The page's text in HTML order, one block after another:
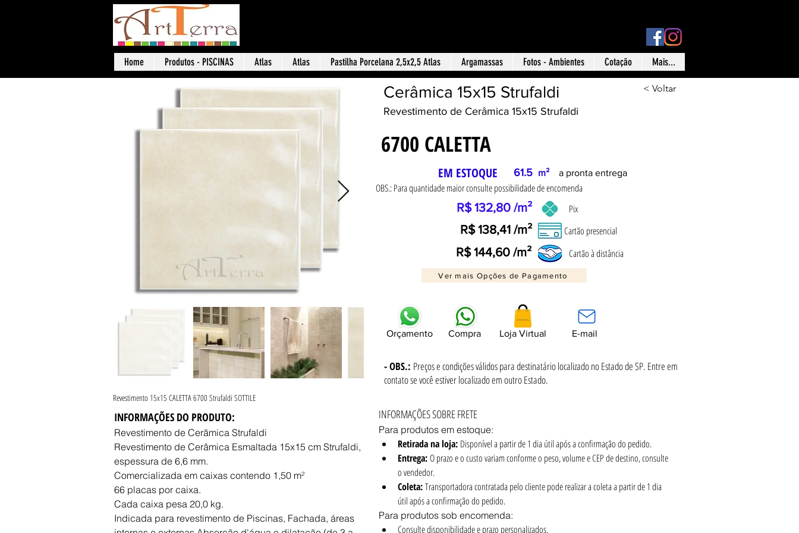
Home Produtos - PISCINAS Atlas Atlas Pastilha Porcelana 2,5x2,5 Atlas Argamassas Fotos - Ambientes Cotação Mais...
Cerâmica 15x15 Strufaldi < Voltar
Revestimento de Cerâmica 15x15 Strufaldi
6700 CALETTA
EM ESTOQUE 61.5 m² a pronta entrega
OBS.: Para quantidade maior consulte possibilidade de encomenda
R$ 132,80 /m² Pix
R$ 138,41 /m² Cartão presencial
R$ 144,60 /m² Cartão à distância
Ver mais Opções de Pagamento
Orçamento Compra Loja Virtual E-mail
- OBS.: Preços e condições válidos para destinatário localizado no Estado de SP. Entre em
contato se você estiver localizado em outro Estado.
Revestimento 15x15 CALETTA 6700 Strufaldi SOTTILE
INFORMAÇÕES DO PRODUTO:
Revestimento de Cerãmica Strufaldi
Revestimento de Cerâmica Esmaltada 15x15 cm Strufaldi,
espessura de 6,6 mm.
Comercializada em caixas contendo 1,50 m²
66 placas por caixa.
Cada caixa pesa 20,0 kg.
Indicada para revestimento de Piscinas, Fachada, áreas
INFORMAÇÕES SOBRE FRETE
Para produtos em estoque:
Retirada na loja: Disponível a partir de 1 dia útil após a confirmação do pedido.
Entrega: O prazo e o custo variam conforme o peso, volume e CEP de destino, consulte
o vendedor.
Coleta: Transportadora contratada pelo cliente pode realizar a coleta a partir de 1 dia
útil após a confirmação do pedido.
Para produtos sob encomenda:
Consulte disponibilidade e prazo personalizados.